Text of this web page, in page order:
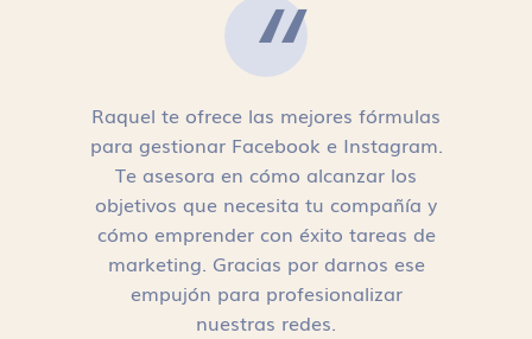
Raquel te ofrece las mejores fórmulas
para gestionar Facebook e Instagram.
Te asesora en cómo alcanzar los
objetivos que necesita tu compañía y
cómo emprender con éxito tareas de
marketing. Gracias por darnos ese
empujón para profesionalizar
nuestras redes.